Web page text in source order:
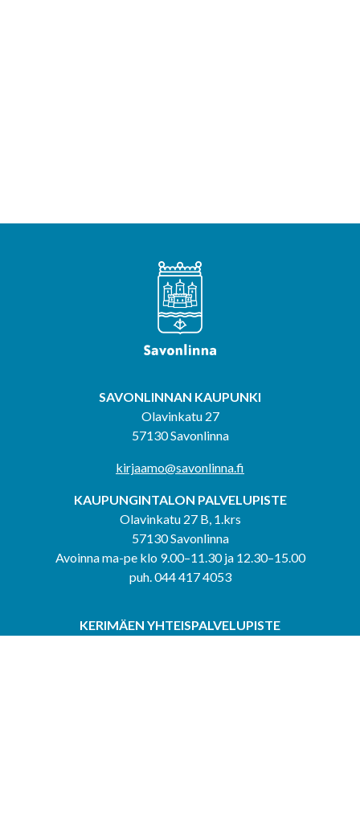
SAVONLINNAN KAUPUNKI
Olavinkatu 27
57130 Savonlinna
kirjaamo@savonlinna.fi
KAUPUNGINTALON PALVELUPISTE
Olavinkatu 27 B, 1.krs
57130 Savonlinna
Avoinna ma-pe klo 9.00–11.30 ja 12.30–15.00
puh. 044 417 4053
KERIMÄEN YHTEISPALVELUPISTE